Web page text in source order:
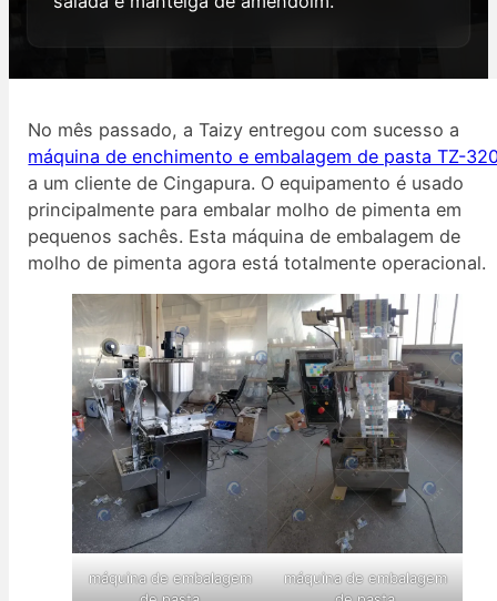
No mês passado, a Taizy entregou com sucesso a
máquina de enchimento e embalagem de pasta TZ-
a um cliente de Cingapura. O equipamento é usado
principalmente para embalar molho de pimenta em
pequenos sachês. Esta máquina de embalagem de
molho de pimenta agora está totalmente operacional.
máquina de embalagem
máquina de embalagem